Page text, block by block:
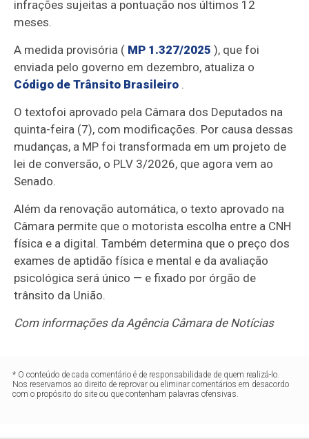
infrações sujeitas a pontuação nos últimos 12
meses.
A medida provisória ( MP 1.327/2025 ), que foi
enviada pelo governo em dezembro, atualiza o
Código de Trânsito Brasileiro .
O textofoi aprovado pela Câmara dos Deputados na
quinta-feira (7), com modificações. Por causa dessas
mudanças, a MP foi transformada em um projeto de
lei de conversão, o PLV 3/2026, que agora vem ao
Senado.
Além da renovação automática, o texto aprovado na
Câmara permite que o motorista escolha entre a CNH
física e a digital. Também determina que o preço dos
exames de aptidão física e mental e da avaliação
psicológica será único — e fixado por órgão de
trânsito da União.
Com informações da Agência Câmara de Notícias
* O conteúdo de cada comentário é de responsabilidade de quem realizá-lo.
Nos reservamos ao direito de reprovar ou eliminar comentários em desacordo
com o propósito do site ou que contenham palavras ofensivas.